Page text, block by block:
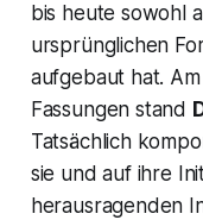
bis heute sowohl
ursprünglichen
aufgebaut hat.
Fassungen stand
Tatsächlich
sie und auf ihre
herausragenden